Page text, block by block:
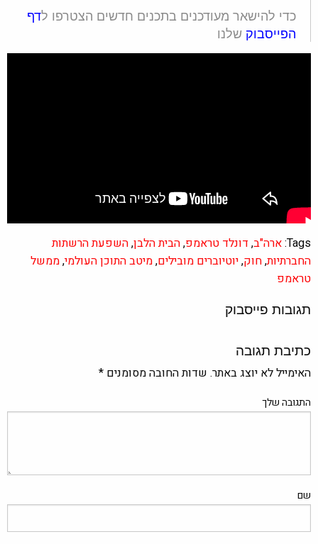
כדי להישאר מעודכנים בתכנים חדשים הצטרפו לדף
הפייסבוק שלנו
Tags: ארה"ב, דונלד טראמפ,הבית הלבן,השפעת הרשתות
החברתיות,חוק,יוטיוברים מובילים,מיטב התוכן העולמי,ממשל
טראמפ
תגובות פייסבוק
כתיבת תגובה
האימייל לא יוצג באתר. שדות החובה מסומנים *
התגובה שלך
שם